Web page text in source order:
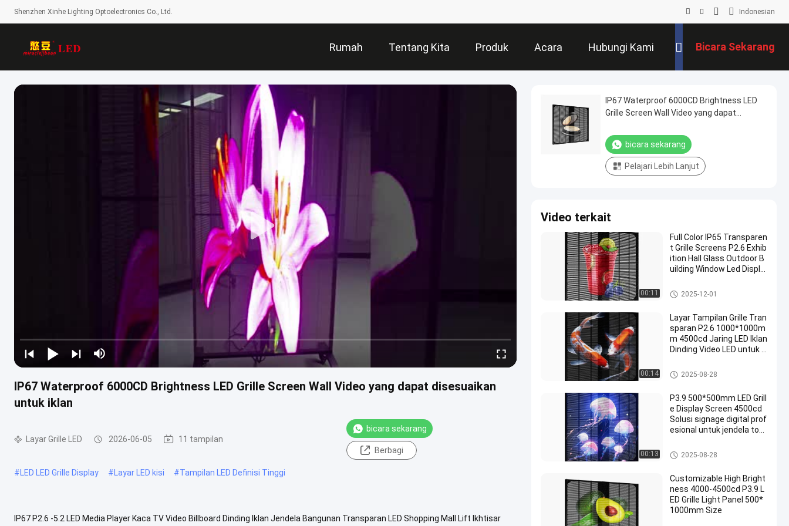
Shenzhen Xinhe Lighting Optoelectronics Co., Ltd. Indonesian
Rumah Tentang Kita Produk Acara Hubungi Kami Bicara Sekarang
IP67 Waterproof 6000CD Brightness LED Grille Screen Wall Video yang dapat disesuaikan
untuk iklan
Layar Grille LED 2026-06-05 11 tampilan
bicara sekarang
Berbagi
#LED LED Grille Display #Layar LED kisi #Tampilan LED Definisi Tinggi
IP67 P2.6 -5.2 LED Media Player Kaca TV Video Billboard Dinding Iklan Jendela Bangunan Transparan LED Shopping Mall Lift Ikhtisar
IP67 Waterproof 6000CD Brightness LED
Grille Screen Wall Video yang dapat
bicara sekarang
Pelajari Lebih Lanjut
Video terkait
00:11
Full Color IP65 Transparen
t Grille Screens P2.6 Exhib
ition Hall Glass Outdoor B
uilding Window Led Displa
Layar Grille LED
2025-12-01
00:14
Layar Tampilan Grille Tran
sparan P2.6 1000*1000m
m 4500cd Jaring LED Iklan
Dinding Video LED untuk P
Layar Grille LED
2025-08-28
00:13
P3.9 500*500mm LED Grill
e Display Screen 4500cd
Solusi signage digital prof
esional untuk jendela tok
Layar Grille LED
2025-08-28
Customizable High Bright
ness 4000-4500cd P3.9 L
ED Grille Light Panel 500*
1000mm Size